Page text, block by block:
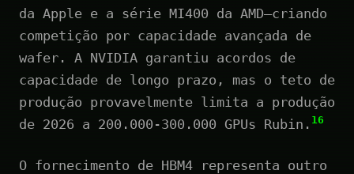
da Apple e a série MI400 da AMD—criando
competição por capacidade avançada de
wafer. A NVIDIA garantiu acordos de
capacidade de longo prazo, mas o teto de
produção provavelmente limita a produção
de 2026 a 200.000-300.000 GPUs Rubin. 16
O fornecimento de HBM4 representa outro